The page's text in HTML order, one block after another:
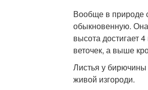
Вообще в природе
обыкновенную.
высота достигает
веточек, а выше
Листья у
живой изгороди.